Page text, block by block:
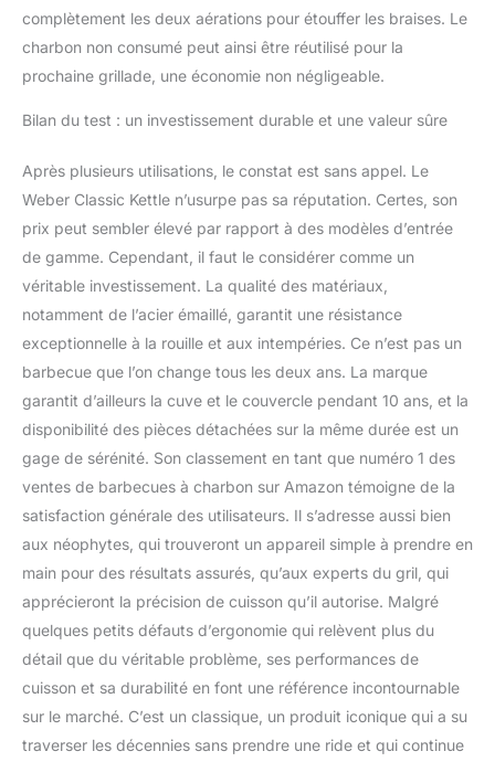
complètement les deux aérations pour étouffer les braises. Le
charbon non consumé peut ainsi être réutilisé pour la
prochaine grillade, une économie non négligeable.
Bilan du test : un investissement durable et une valeur sûre
Après plusieurs utilisations, le constat est sans appel. Le
Weber Classic Kettle n’usurpe pas sa réputation. Certes, son
prix peut sembler élevé par rapport à des modèles d’entrée
de gamme. Cependant, il faut le considérer comme un
véritable investissement. La qualité des matériaux,
notamment de l’acier émaillé, garantit une résistance
exceptionnelle à la rouille et aux intempéries. Ce n’est pas un
barbecue que l’on change tous les deux ans. La marque
garantit d’ailleurs la cuve et le couvercle pendant 10 ans, et la
disponibilité des pièces détachées sur la même durée est un
gage de sérénité. Son classement en tant que numéro 1 des
ventes de barbecues à charbon sur Amazon témoigne de la
satisfaction générale des utilisateurs. Il s’adresse aussi bien
aux néophytes, qui trouveront un appareil simple à prendre en
main pour des résultats assurés, qu’aux experts du gril, qui
apprécieront la précision de cuisson qu’il autorise. Malgré
quelques petits défauts d’ergonomie qui relèvent plus du
détail que du véritable problème, ses performances de
cuisson et sa durabilité en font une référence incontournable
sur le marché. C’est un classique, un produit iconique qui a su
traverser les décennies sans prendre une ride et qui continue